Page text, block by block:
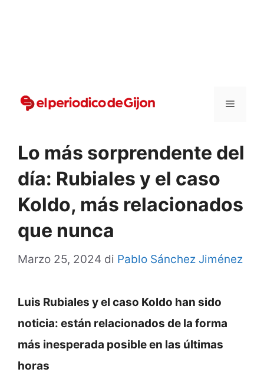
Menu
Lo más sorprendente del
día: Rubiales y el caso
Koldo, más relacionados
que nunca
Marzo 25, 2024 di Pablo Sánchez Jiménez
Luis Rubiales y el caso Koldo han sido
noticia: están relacionados de la forma
más inesperada posible en las últimas
horas